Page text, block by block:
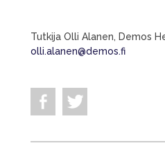
Tutkija Olli Alanen, Demos
olli.alanen@demos.fi